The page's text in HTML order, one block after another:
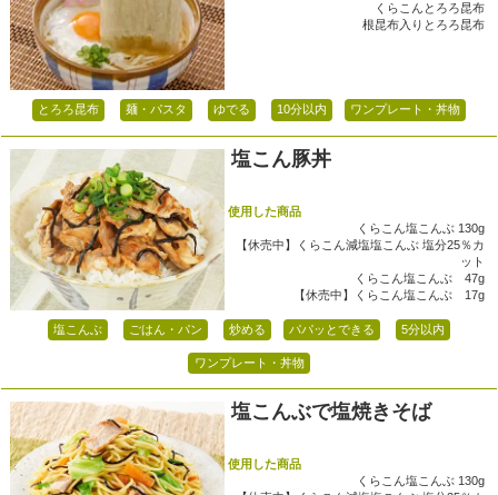
くらこんとろろ昆布
根昆布入りとろろ昆布
とろろ昆布 麺・パスタ ゆでる 10分以内 ワンプレート・丼物
塩こん豚丼
使用した商品
くらこん塩こんぶ 130g
【休売中】くらこん減塩塩こんぶ 塩分25％カ
ット
くらこん塩こんぶ 47g
【休売中】くらこん塩こんぶ 17g
塩こんぶ ごはん・パン 炒める パパッとできる 5分以内
ワンプレート・丼物
塩こんぶで塩焼きそば
使用した商品
くらこん塩こんぶ 130g